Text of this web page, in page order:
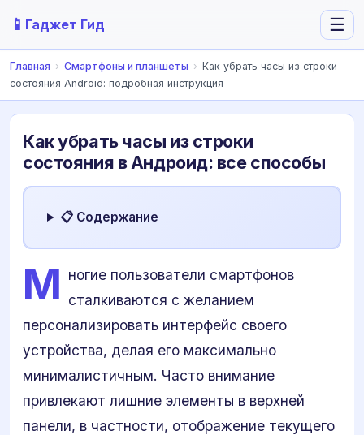
📱 Гаджет Гид ☰
Главная › Смартфоны и планшеты › Как убрать часы из строки
состояния Android: подробная инструкция
Как убрать часы из строки
состояния в Андроид: все способы
📋 Содержание
М ногие пользователи смартфонов
сталкиваются с желанием
персонализировать интерфейс своего
устройства, делая его максимально
минималистичным. Часто внимание
привлекают лишние элементы в верхней
панели, в частности, отображение текущего